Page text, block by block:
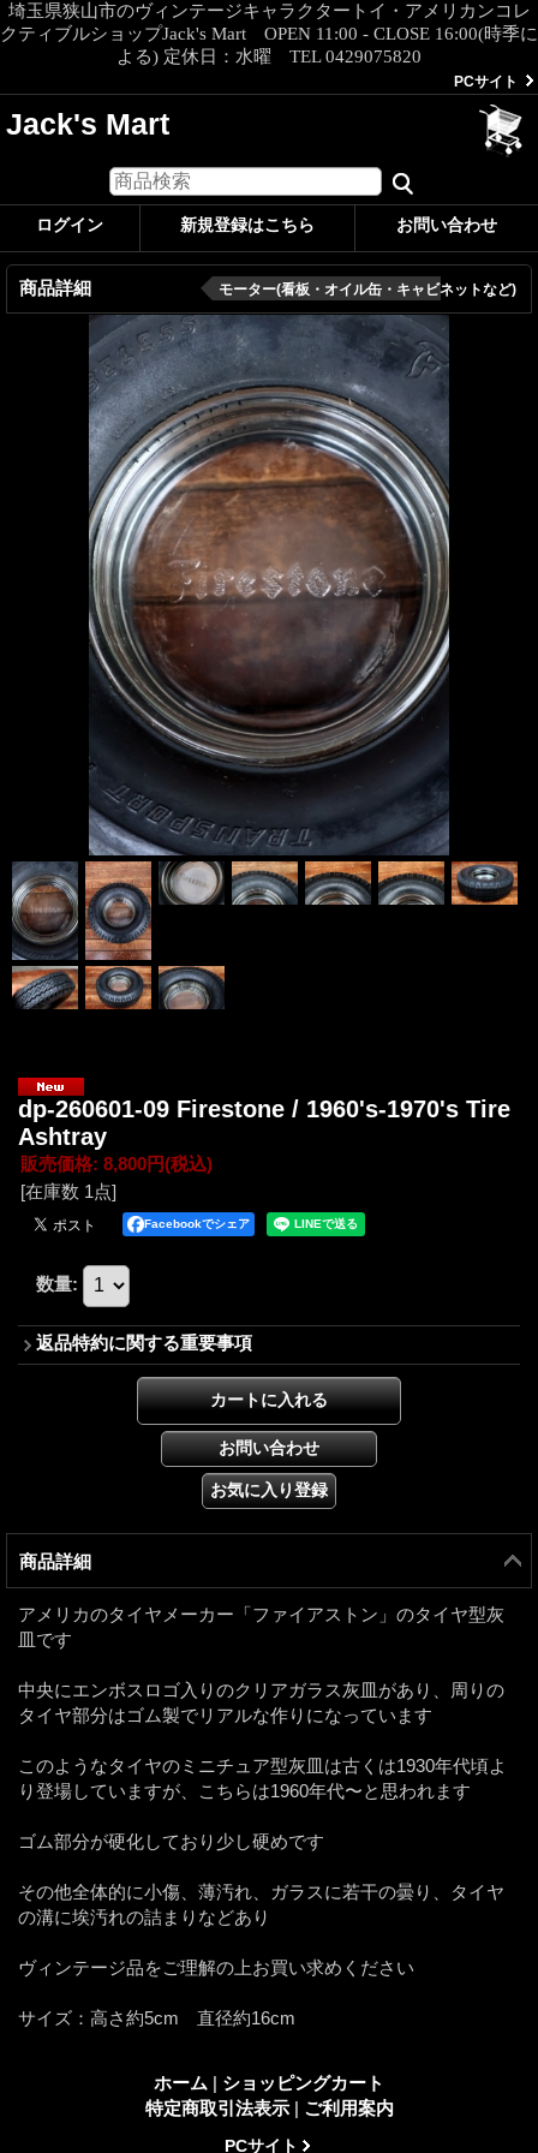
埼玉県狭山市のヴィンテージキャラクタートイ・アメリカンコレ
クティブルショップJack's Mart OPEN 11:00 - CLOSE 16:00(時季に
よる) 定休日：水曜 TEL 0429075820
PCサイト
Jack's Mart
ログイン 新規登録はこちら お問い合わせ
商品詳細 モーター(看板・オイル缶・キャビネットなど)
dp-260601-09 Firestone / 1960's-1970's Tire
Ashtray
販売価格: 8,800円(税込)
[在庫数 1点]
Facebookでシェア
数量:
返品特約に関する重要事項
商品詳細
アメリカのタイヤメーカー「ファイアストン」のタイヤ型灰
皿です
中央にエンボスロゴ入りのクリアガラス灰皿があり、周りの
タイヤ部分はゴム製でリアルな作りになっています
このようなタイヤのミニチュア型灰皿は古くは1930年代頃よ
り登場していますが、こちらは1960年代〜と思われます
ゴム部分が硬化しており少し硬めです
その他全体的に小傷、薄汚れ、ガラスに若干の曇り、タイヤ
の溝に埃汚れの詰まりなどあり
ヴィンテージ品をご理解の上お買い求めください
サイズ：高さ約5cm 直径約16cm
ホーム | ショッピングカート
特定商取引法表示 | ご利用案内
PCサイト